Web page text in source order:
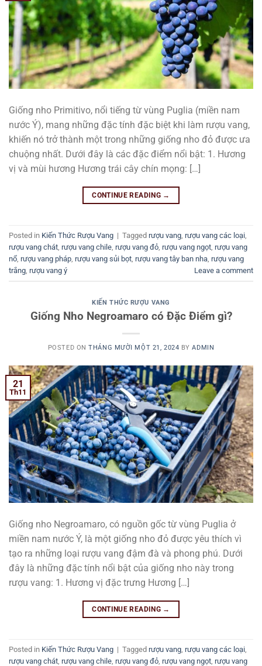
Giống nho Primitivo, nổi tiếng từ vùng Puglia (miền nam
nước Ý), mang những đặc tính đặc biệt khi làm rượu vang,
khiến nó trở thành một trong những giống nho đỏ được ưa
chuộng nhất. Dưới đây là các đặc điểm nổi bật: 1. Hương
vị và mùi hương Hương trái cây chín mọng: […]
CONTINUE READING →
Posted in Kiến Thức Rượu Vang | Tagged rượu vang rượu vang các loại
rượu vang chát rượu vang chile rượu vang đỏ rượu vang ngọt rượu vang
nổ rượu vang pháp rượu vang sủi bọt rượu vang tây ban nha rượu vang
trắng rượu vang ý Leave a comment
KIẾN THỨC RƯỢU VANG
Giống Nho Negroamaro có Đặc Điểm gì?
POSTED ONTHÁNG MƯỜI MỘT 21, 2024 BYADMIN
21
Th11
Giống nho Negroamaro, có nguồn gốc từ vùng Puglia ở
miền nam nước Ý, là một giống nho đỏ được yêu thích vì
tạo ra những loại rượu vang đậm đà và phong phú. Dưới
đây là những đặc tính nổi bật của giống nho này trong
rượu vang: 1. Hương vị đặc trưng Hương […]
CONTINUE READING →
Posted in Kiến Thức Rượu Vang | Tagged rượu vang rượu vang các loại
rượu vang chát rượu vang chile rượu vang đỏ rượu vang ngọt rượu vang